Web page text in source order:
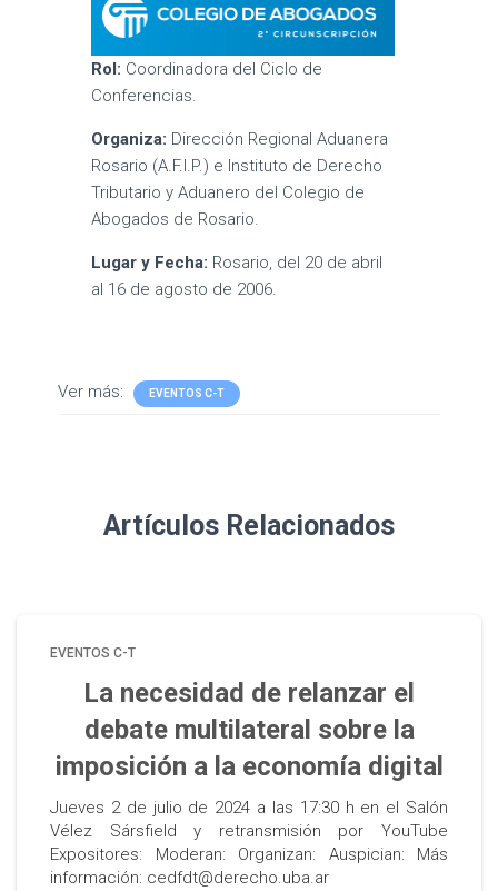
Rol: Coordinadora del Ciclo de
Conferencias.
Organiza: Dirección Regional Aduanera
Rosario (A.F.I.P.) e Instituto de Derecho
Tributario y Aduanero del Colegio de
Abogados de Rosario.
Lugar y Fecha: Rosario, del 20 de abril
al 16 de agosto de 2006.
Ver más: EVENTOS C-T
Artículos Relacionados
EVENTOS C-T
La necesidad de relanzar el
debate multilateral sobre la
imposición a la economía digital
Jueves 2 de julio de 2024 a las 17:30 h en el Salón
Vélez Sársfield y retransmisión por YouTube
Expositores: Moderan: Organizan: Auspician: Más
información: cedfdt@derecho.uba.ar